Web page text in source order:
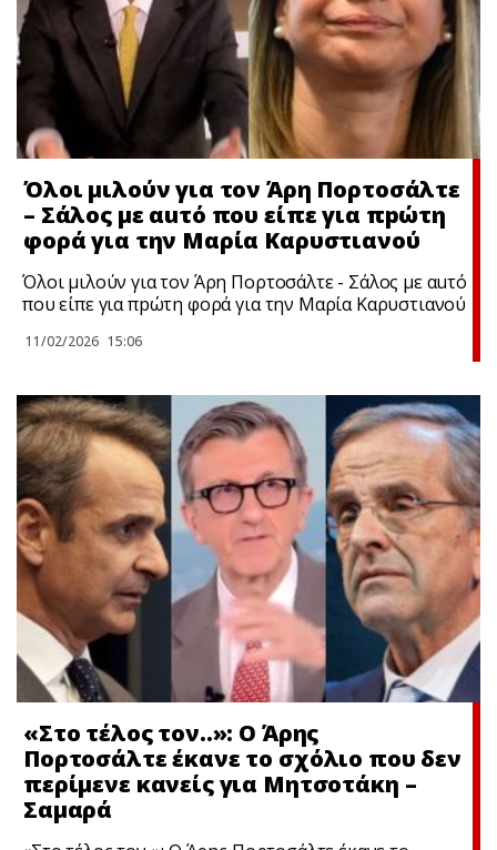
Όλοι μιλούν για τον Άρη Πορτοσάλτε
– Σάλος με αuτό που είπε για πpώτη
φορά για την Μαρία Καρυστιανού
Όλοι μιλούν για τον Άρη Πορτοσάλτε - Σάλος με αuτό
που είπε για πpώτη φορά για την Μαρία Καρυστιανού
11/02/2026 15:06
«Στο τέλος τον..»: Ο Άρης
Πορτοσάλτε έκανε το σχόλιο που δεν
περίμενε κανείς για Μητσοτάκη –
Σαμαρά